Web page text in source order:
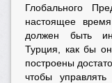
Глобального
настоящее
должен быть
Турция, как бы
построены
чтобы